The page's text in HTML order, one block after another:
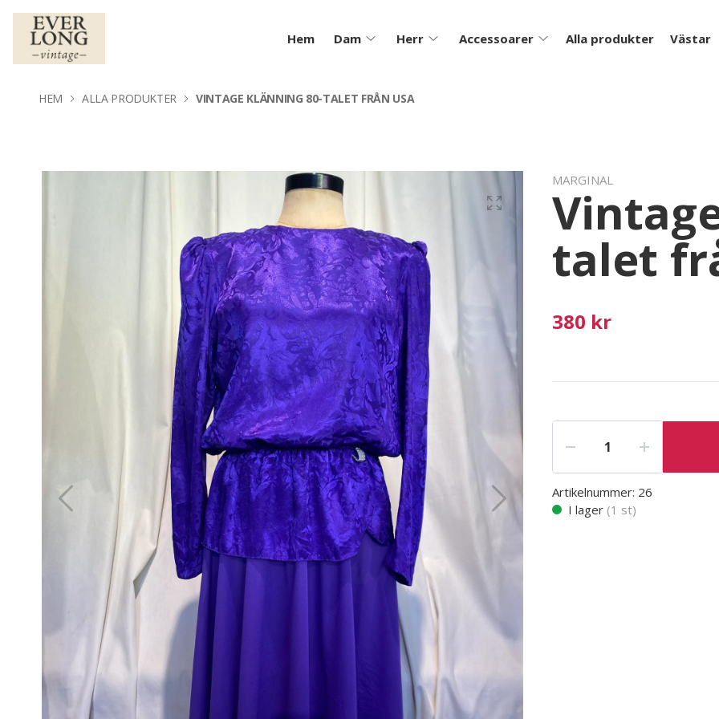
Hem Dam Herr Accessoarer Alla produkter Västar
HEM ALLA PRODUKTER VINTAGE KLÄNNING 80-TALET FRÅN USA
MARGINAL
talet
380 kr
Artikelnummer: 26
I lager (1 st)